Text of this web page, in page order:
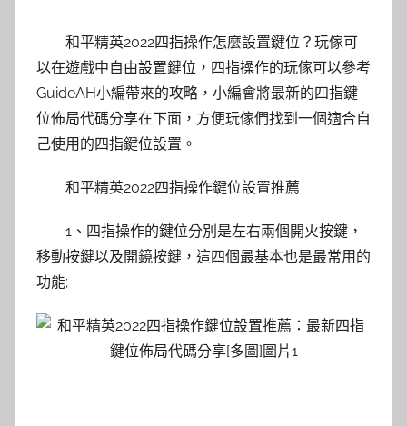
和平精英2022四指操作怎麼設置鍵位？玩傢可
以在遊戲中自由設置鍵位，四指操作的玩傢可以參考
GuideAH小編帶來的攻略，小編會將最新的四指鍵
位佈局代碼分享在下面，方便玩傢們找到一個適合自
己使用的四指鍵位設置。
和平精英2022四指操作鍵位設置推薦
1、四指操作的鍵位分別是左右兩個開火按鍵，
移動按鍵以及開鏡按鍵，這四個最基本也是最常用的
功能;